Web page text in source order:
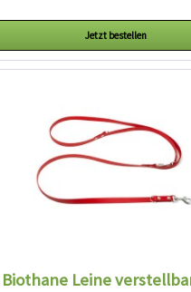
Jetzt bestellen
Leine